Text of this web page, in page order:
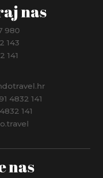
nas
980
143
141
4832 141
141
nas